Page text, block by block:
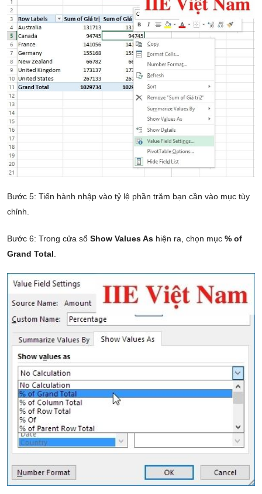
Bước 5: Tiến hành nhập vào tỷ lệ phần trăm bạn cần vào mục tùy
chỉnh.
Bước 6: Trong cửa sổ Show Values As hiện ra, chọn mục % of
Grand Total.